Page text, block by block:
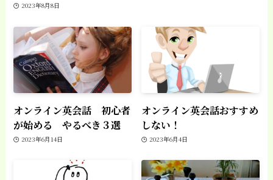
2023年8月8日
オンライン英会話 初心者
が始める やるべき３選
2023年6月14日
オンライン英会話おすすめ
しない！
2023年6月4日